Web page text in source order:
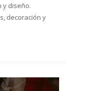
y diseño.
decoración y